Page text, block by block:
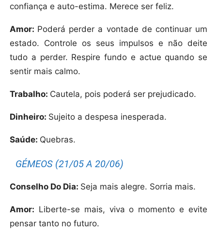
confiança e auto-estima. Merece ser feliz.
Amor: Poderá perder a vontade de continuar um
estado. Controle os seus impulsos e não deite
tudo a perder. Respire fundo e actue quando se
sentir mais calmo.
Trabalho: Cautela, pois poderá ser prejudicado.
Dinheiro: Sujeito a despesa inesperada.
Saúde: Quebras.
GÉMEOS (21/05 A 20/06)
Conselho Do Dia: Seja mais alegre. Sorria mais.
Amor: Liberte-se mais, viva o momento e evite
pensar tanto no futuro.